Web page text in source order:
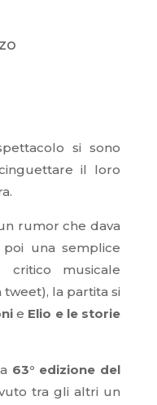
si sono
il loro
rumor che dava
poi una semplice
critico musicale
tweet), la partita si
e Elio e le storie
63° edizione del
tra gli altri un